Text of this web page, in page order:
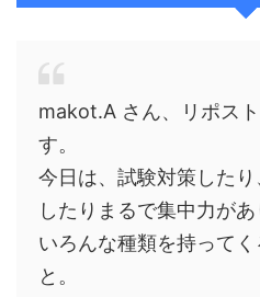
makot.A さん、リポス
す。
今日は、試験対策した
したりまるで集中力があ
いろんな種類を持って
と。